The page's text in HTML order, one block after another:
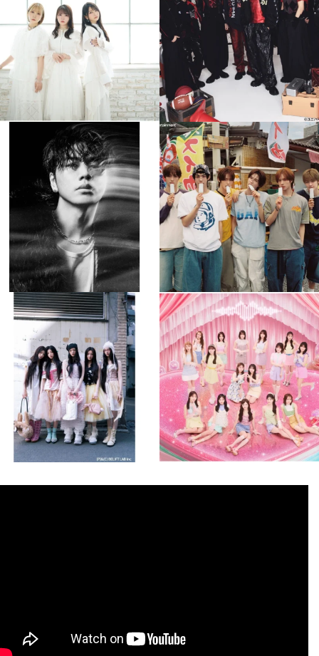
8月 4
4 0
8月 4
4 0
musicjapantv
💡8月特番放送決定！
...
8月 4
84 0
musicjapantv
💡8月特番放送決定！
...
8月 4
5 0
musicjapantv
💡8月特番放送決定！
8月 4
1 0
musicjapantv
💡8月特番放送決定！
...
8月 4
1 0